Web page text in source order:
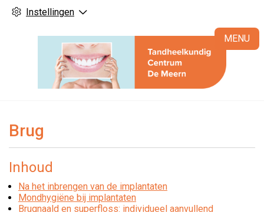
Instellingen
MENU
Brug
Inhoud
Na het inbrengen van de implantaten
Mondhygiëne bij implantaten
Brugnaald en superfloss: individueel aanvullend